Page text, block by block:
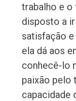
trabalho e
disposto a
satisfação
ela dá aos
conhecê-lo
paixão pelo
capacidade